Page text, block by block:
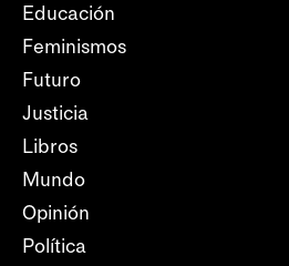
Educación
Feminismos
Futuro
Justicia
Libros
Mundo
Opinión
Política